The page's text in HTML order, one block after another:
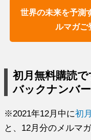
世界の未来を予測
ルマガご
初月無料購読
バックナンバー
※2021年12月中に初
と、12月分のメルマ